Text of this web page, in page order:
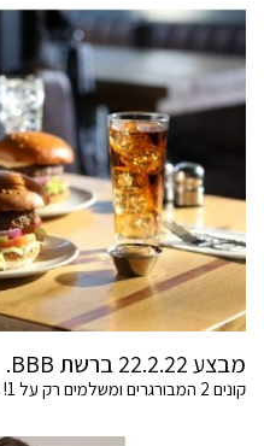
מבצע 22.2.22 ברשת BBB.
קונים 2 המבורגרים ומשלמים רק על 1! מסדרת ההמבורגרים הקלאסיים.